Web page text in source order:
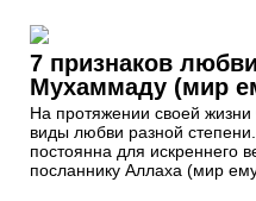
7 признаков
Мухаммаду (мир
На протяжении своей
виды любви разной
постоянна для искреннего
посланнику Аллаха (мир